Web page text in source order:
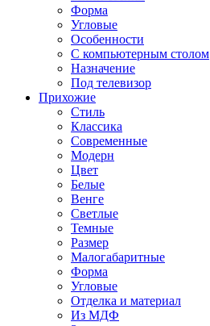
Форма
Угловые
Особенности
С компьютерным столом
Назначение
Под телевизор
Прихожие
Стиль
Классика
Современные
Модерн
Цвет
Белые
Венге
Светлые
Темные
Размер
Малогабаритные
Форма
Угловые
Отделка и материал
Из МДФ